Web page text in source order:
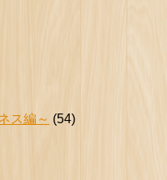
ス編～ (54)